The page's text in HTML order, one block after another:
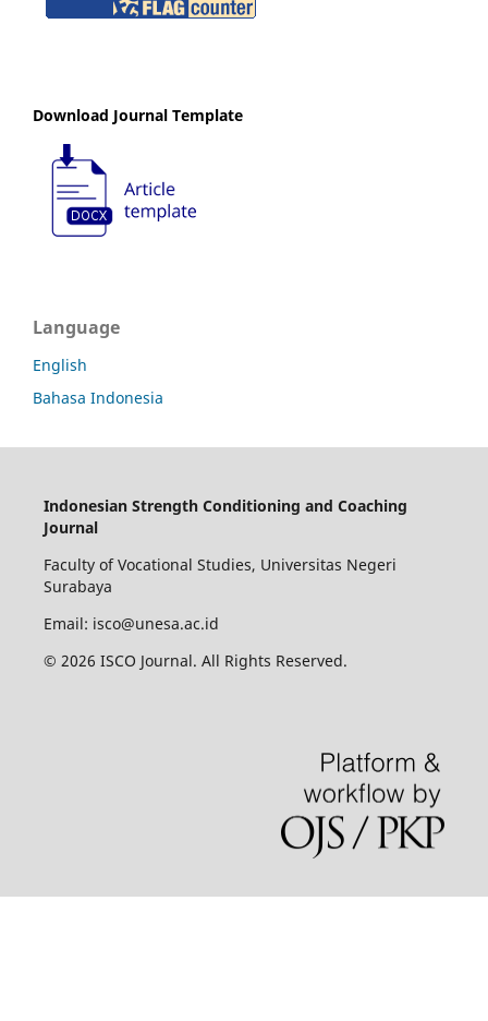
Download Journal Template
Language
English
Bahasa Indonesia
Indonesian Strength Conditioning and Coaching
Journal
Faculty of Vocational Studies, Universitas Negeri
Surabaya
Email: isco@unesa.ac.id
© 2026 ISCO Journal. All Rights Reserved.